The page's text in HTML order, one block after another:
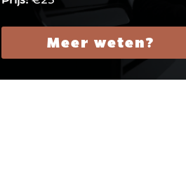
Meer weten?